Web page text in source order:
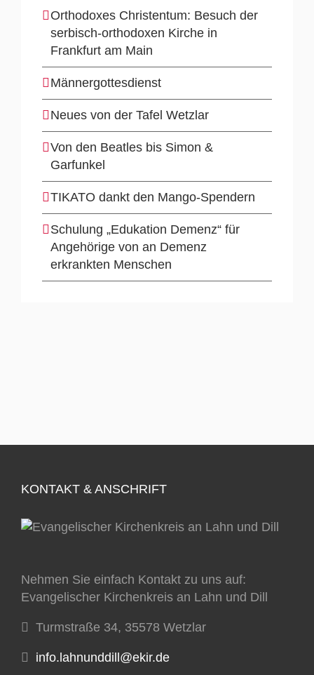
Orthodoxes Christentum: Besuch der
serbisch-orthodoxen Kirche in
Frankfurt am Main
Männergottesdienst
Neues von der Tafel Wetzlar
Von den Beatles bis Simon &
Garfunkel
TIKATO dankt den Mango-Spendern
Schulung „Edukation Demenz“ für
Angehörige von an Demenz
erkrankten Menschen
KONTAKT & ANSCHRIFT
Nehmen Sie einfach Kontakt zu uns auf:
Evangelischer Kirchenkreis an Lahn und Dill
Turmstraße 34, 35578 Wetzlar
info.lahnunddill@ekir.de